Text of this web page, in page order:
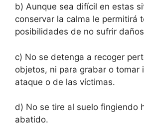
b) Aunque sea difícil en estas
conservar la calma le permitirá
posibilidades de no sufrir
c) No se detenga a recoger
objetos, ni para grabar o tomar
ataque o de las víctimas.
d) No se tire al suelo fingiendo
abatido.